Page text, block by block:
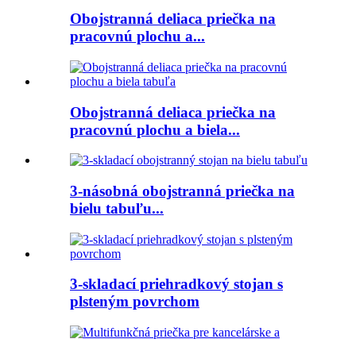
Obojstranná deliaca priečka na
pracovnú plochu a...
Obojstranná deliaca priečka na
pracovnú plochu a biela...
3-násobná obojstranná priečka na
bielu tabuľu...
3-skladací priehradkový stojan s
plsteným povrchom